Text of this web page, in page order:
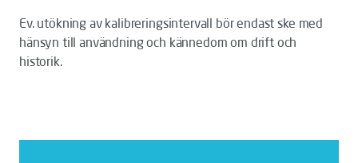
Ev. utökning av kalibreringsintervall bör endast ske med
hänsyn till användning och kännedom om drift och
historik.